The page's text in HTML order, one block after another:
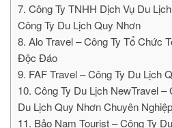
7. Công Ty TNHH Dịch Vụ Du
Công Ty Du Lịch Quy Nhơn
8. Alo Travel – Công Ty Tổ Chức
Độc Đáo
9. FAF Travel – Công Ty Du Lịch
10. Công Ty Du Lịch NewTravel –
Du Lịch Quy Nhơn Chuyên Nghiệp
11. Bảo Nam Tourist – Công Ty